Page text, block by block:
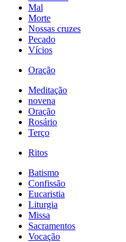
Mal
Morte
Nossas cruzes
Pecado
Vícios
Oração
Meditação
novena
Oração
Rosário
Terço
Ritos
Batismo
Confissão
Eucaristia
Liturgia
Missa
Sacramentos
Vocação